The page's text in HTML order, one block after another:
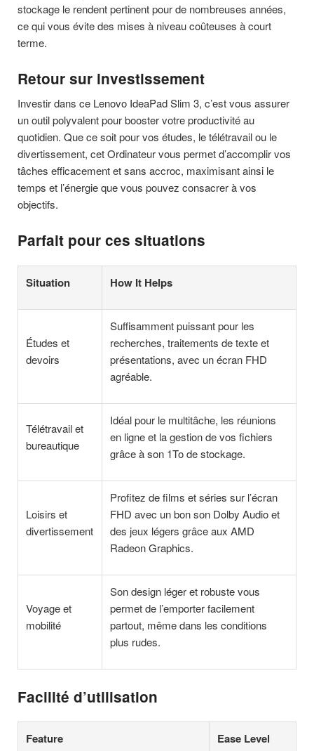
stockage le rendent pertinent pour de nombreuses années,
ce qui vous évite des mises à niveau coûteuses à court
terme.
Retour sur investissement
Investir dans ce Lenovo IdeaPad Slim 3, c’est vous assurer
un outil polyvalent pour booster votre productivité au
quotidien. Que ce soit pour vos études, le télétravail ou le
divertissement, cet Ordinateur vous permet d’accomplir vos
tâches efficacement et sans accroc, maximisant ainsi le
temps et l’énergie que vous pouvez consacrer à vos
objectifs.
Parfait pour ces situations
Situation How It Helps
Études et
devoirs
Suffisamment puissant pour les
recherches, traitements de texte et
présentations, avec un écran FHD
agréable.
Télétravail et
bureautique
Idéal pour le multitâche, les réunions
en ligne et la gestion de vos fichiers
grâce à son 1To de stockage.
Loisirs et
divertissement
Profitez de films et séries sur l’écran
FHD avec un bon son Dolby Audio et
des jeux légers grâce aux AMD
Radeon Graphics.
Voyage et
mobilité
Son design léger et robuste vous
permet de l’emporter facilement
partout, même dans les conditions
plus rudes.
Facilité d’utilisation
Feature Ease Level